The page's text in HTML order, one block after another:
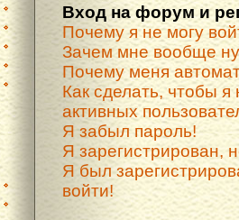
Вход на форум и
Почему я не могу
Зачем мне вообще
Почему меня
Как сделать, чтобы я
активных
Я забыл пароль!
Я зарегистрирован,
Я был
войти!